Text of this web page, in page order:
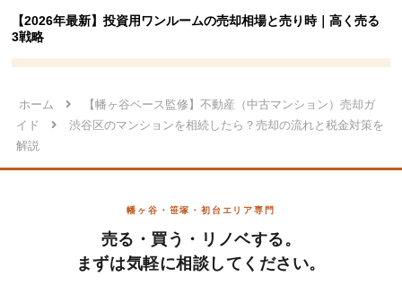
【2026年最新】投資用ワンルームの売却相場と売り時｜高く売る
3戦略
ホーム
【幡ヶ谷ベース監修】不動産（中古マンション）売却ガ
イド
渋谷区のマンションを相続したら？売却の流れと税金対策を
解説
幡ヶ谷・笹塚・初台エリア専門
売る・買う・リノベする。
まずは気軽に相談してください。